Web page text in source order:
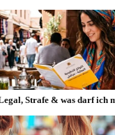
Strafe & was darf ich